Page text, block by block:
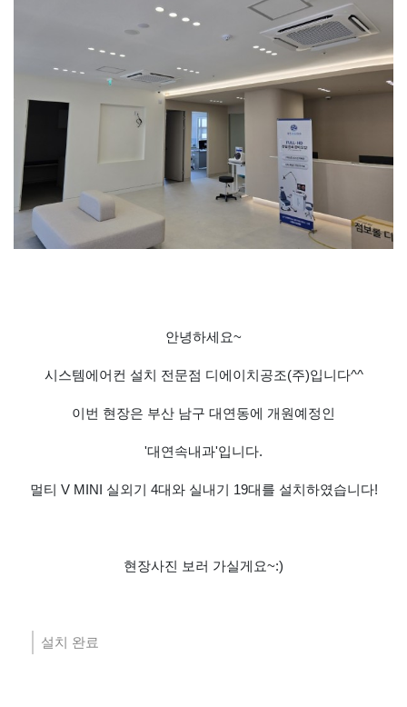
안녕하세요~
시스템에어컨 설치 전문점 디에이치공조(주)입니다^^
이번 현장은 부산 남구 대연동에 개원예정인
'대연속내과'입니다.
멀티 V MINI 실외기 4대와 실내기 19대를 설치하였습니다!
현장사진 보러 가실게요~:)
설치 완료